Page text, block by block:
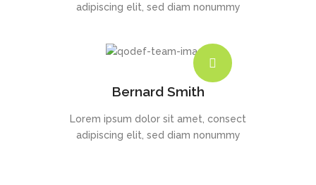
adipiscing elit, sed diam nonummy
Bernard Smith
Lorem ipsum dolor sit amet, consect
adipiscing elit, sed diam nonummy